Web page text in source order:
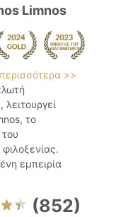
Limnos
>>
το
εμπειρία
(852)